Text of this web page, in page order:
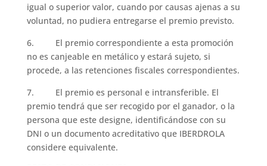
igual o superior valor, cuando por causas ajenas a su
voluntad, no pudiera entregarse el premio previsto.
6. El premio correspondiente a esta promoción
no es canjeable en metálico y estará sujeto, si
procede, a las retenciones fiscales correspondientes.
7. El premio es personal e intransferible. El
premio tendrá que ser recogido por el ganador, o la
persona que este designe, identificándose con su
DNI o un documento acreditativo que IBERDROLA
considere equivalente.